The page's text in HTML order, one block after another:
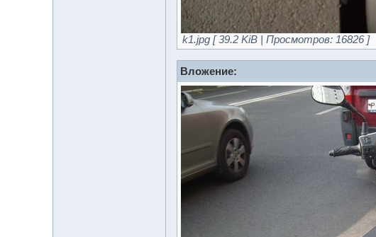
k1.jpg [ 39.2 KiB | Просмотров: 16826 ]
Вложение: